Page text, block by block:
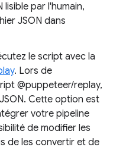
lisible par l'humain,
JSON dans
le script avec la
. Lors de
@puppeteer/replay,
Cette option est
votre pipeline
de modifier les
de les convertir et de